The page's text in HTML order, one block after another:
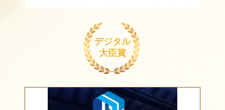
デジタル
大臣賞